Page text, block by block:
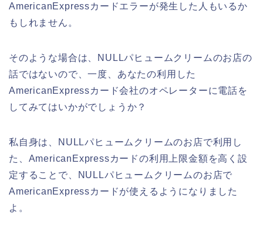
AmericanExpressカードエラーが発生した人もいるか
もしれません。
そのような場合は、NULLパヒュームクリームのお店の
話ではないので、一度、あなたの利用した
AmericanExpressカード会社のオペレーターに電話を
してみてはいかがでしょうか？
私自身は、NULLパヒュームクリームのお店で利用し
た、AmericanExpressカードの利用上限金額を高く設
定することで、NULLパヒュームクリームのお店で
AmericanExpressカードが使えるようになりました
よ。